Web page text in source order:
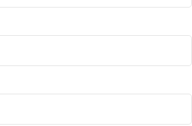
au sujet deWindows